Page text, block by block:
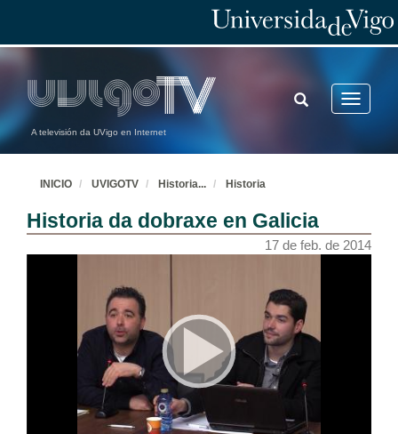
A televisión da UVigo en Internet
Toggle
TOGGLE
SEARCH
INICIO UVIGOTV Historia... Historia
Historia da dobraxe en Galicia
17 de feb. de 2014